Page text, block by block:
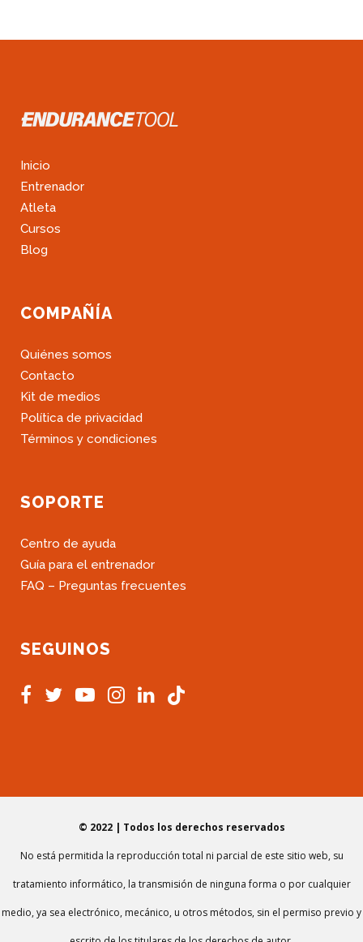
Inicio
Entrenador
Atleta
Cursos
Blog
COMPAÑÍA
Quiénes somos
Contacto
Kit de medios
Política de privacidad
Términos y condiciones
SOPORTE
Centro de ayuda
Guía para el entrenador
FAQ – Preguntas frecuentes
SEGUINOS
© 2022 | Todos los derechos reservados
No está permitida la reproducción total ni parcial de este sitio web, su
tratamiento informático, la transmisión de ninguna forma o por cualquier
medio, ya sea electrónico, mecánico, u otros métodos, sin el permiso previo y